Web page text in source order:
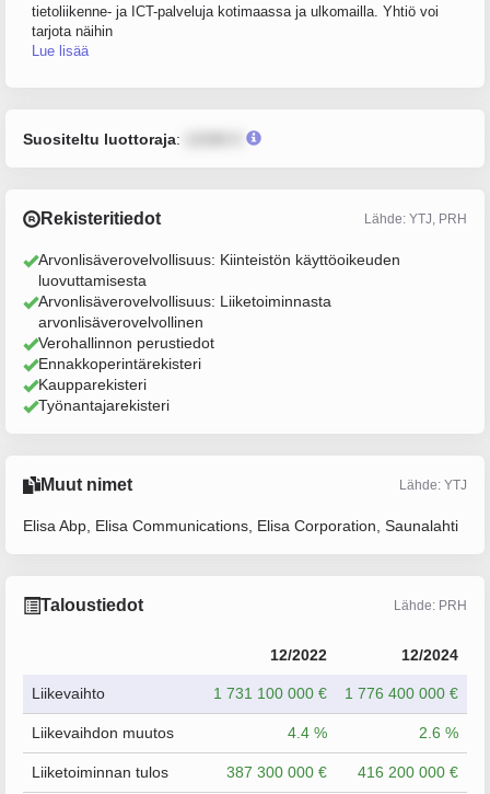
tietoliikenne- ja ICT-palveluja kotimaassa ja ulkomailla. Yhtiö voi
tarjota näihin
Lue lisää
Suositeltu luottoraja:
Rekisteritiedot Lähde: YTJ, PRH
Arvonlisäverovelvollisuus: Kiinteistön käyttöoikeuden
luovuttamisesta
Arvonlisäverovelvollisuus: Liiketoiminnasta
arvonlisäverovelvollinen
Verohallinnon perustiedot
Ennakkoperintärekisteri
Kaupparekisteri
Työnantajarekisteri
Muut nimet Lähde: YTJ
Elisa Abp, Elisa Communications, Elisa Corporation, Saunalahti
Taloustiedot Lähde: PRH
12/2022 12/2024
Liikevaihto 1 731 100 000 € 1 776 400 000 €
Liikevaihdon muutos 4.4 % 2.6 %
Liiketoiminnan tulos 387 300 000 € 416 200 000 €